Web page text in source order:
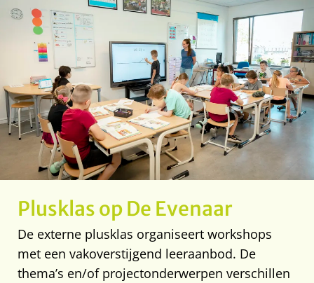
Plusklas op De Evenaar
De externe plusklas organiseert workshops
met een vakoverstijgend leeraanbod. De
thema’s en/of projectonderwerpen verschillen